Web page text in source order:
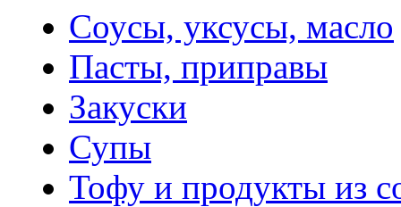
Соусы, уксусы, масло
Пасты, приправы
Закуски
Супы
Тофу и продукты из